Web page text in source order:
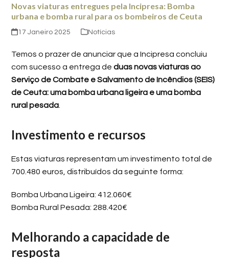
Novas viaturas entregues pela Incipresa: Bomba
urbana e bomba rural para os bombeiros de Ceuta
17 Janeiro 2025 Notícias
Temos o prazer de anunciar que a Incipresa concluiu
com sucesso a entrega deduas novas viaturas ao
Serviço de Combate e Salvamento de Incêndios (SEIS)
de Ceuta: uma bomba urbana ligeira e uma bomba
rural pesada
Investimento e recursos
Estas viaturas representam um investimento total de
700.480 euros, distribuídos da seguinte forma:
Bomba Urbana Ligeira: 412.060€
Bomba Rural Pesada: 288.420€
Melhorando a capacidade de
resposta